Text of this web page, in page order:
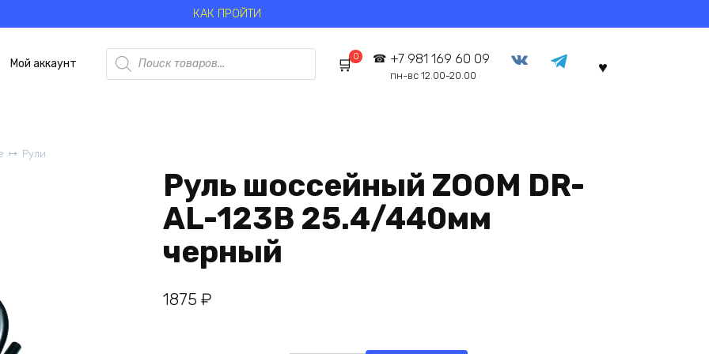
КАК ПРОЙТИ
Мой аккаунт
Поиск
товаров
0 +7 981 169 60 09
пн-вс 12.00-20.00
Рули
Руль шоссейный ZOOM DR-
AL-123B 25.4/440мм
черный
1875 ₽